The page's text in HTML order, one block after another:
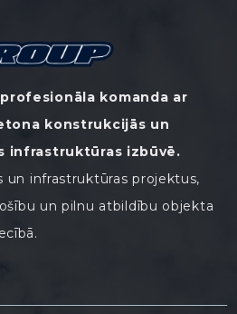
profesionāla komanda ar
konstrukcijās un
infrastruktūras izbūvē.
un infrastruktūras projektus,
un pilnu atbildību objekta